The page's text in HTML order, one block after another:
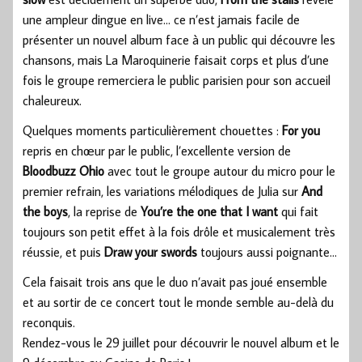
une ampleur dingue en live… ce n’est jamais facile de
présenter un nouvel album face à un public qui découvre les
chansons, mais La Maroquinerie faisait corps et plus d’une
fois le groupe remerciera le public parisien pour son accueil
chaleureux.
Quelques moments particulièrement chouettes : For you
repris en chœur par le public, l’excellente version de
Bloodbuzz Ohio avec tout le groupe autour du micro pour le
premier refrain, les variations mélodiques de Julia sur And
the boys, la reprise de You’re the one that I want qui fait
toujours son petit effet à la fois drôle et musicalement très
réussie, et puis Draw your swords toujours aussi poignante…
Cela faisait trois ans que le duo n’avait pas joué ensemble
et au sortir de ce concert tout le monde semble au-delà du
reconquis.
Rendez-vous le 29 juillet pour découvrir le nouvel album et le